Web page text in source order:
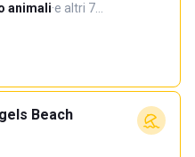
animali·e altri 7…
Beach